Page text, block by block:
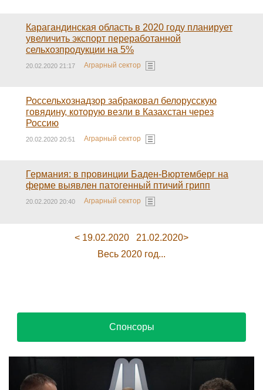
Карагандинская область в 2020 году планирует
увеличить экспорт переработанной
сельхозпродукции на 5%
20.02.2020 21:17 Аграрный сектор
Россельхознадзор забраковал белорусскую
говядину, которую везли в Казахстан через
Россию
20.02.2020 20:51 Аграрный сектор
Германия: в провинции Баден-Вюртемберг на
ферме выявлен патогенный птичий грипп
20.02.2020 20:40 Аграрный сектор
< 19.02.2020
21.02.2020>
Весь 2020 год...
Спонсоры